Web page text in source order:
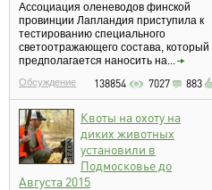
Ассоциация оленеводов финской
провинции Лапландия приступила к
тестированию специального
светоотражающего состава, который
предполагается наносить на...
Обсуждение 138854 7027 883
Квоты на охоту на
диких животных
установили в
Подмосковье до
Августа 2015